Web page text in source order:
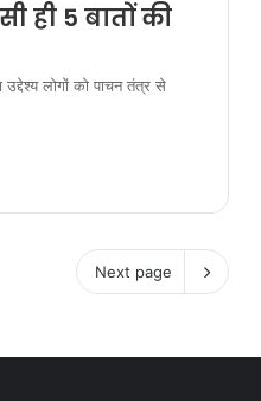
ही 5 बातों की
लोगों को पाचन तंत्र से
Next page